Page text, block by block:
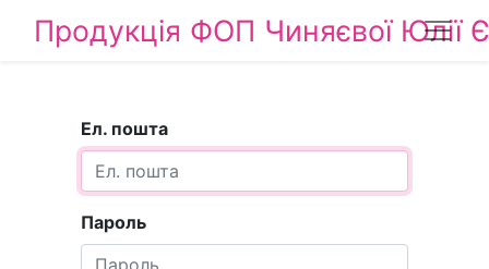
Продукція ФОП Чиняєвої Юлії
Ел. пошта
Пароль